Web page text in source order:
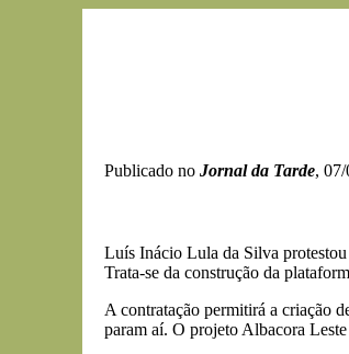
Publicado no Jornal da Tarde, 07/
Luís Inácio Lula da Silva
Trata-se da construção da
A contratação permitirá a criação
param aí. O projeto Albacora